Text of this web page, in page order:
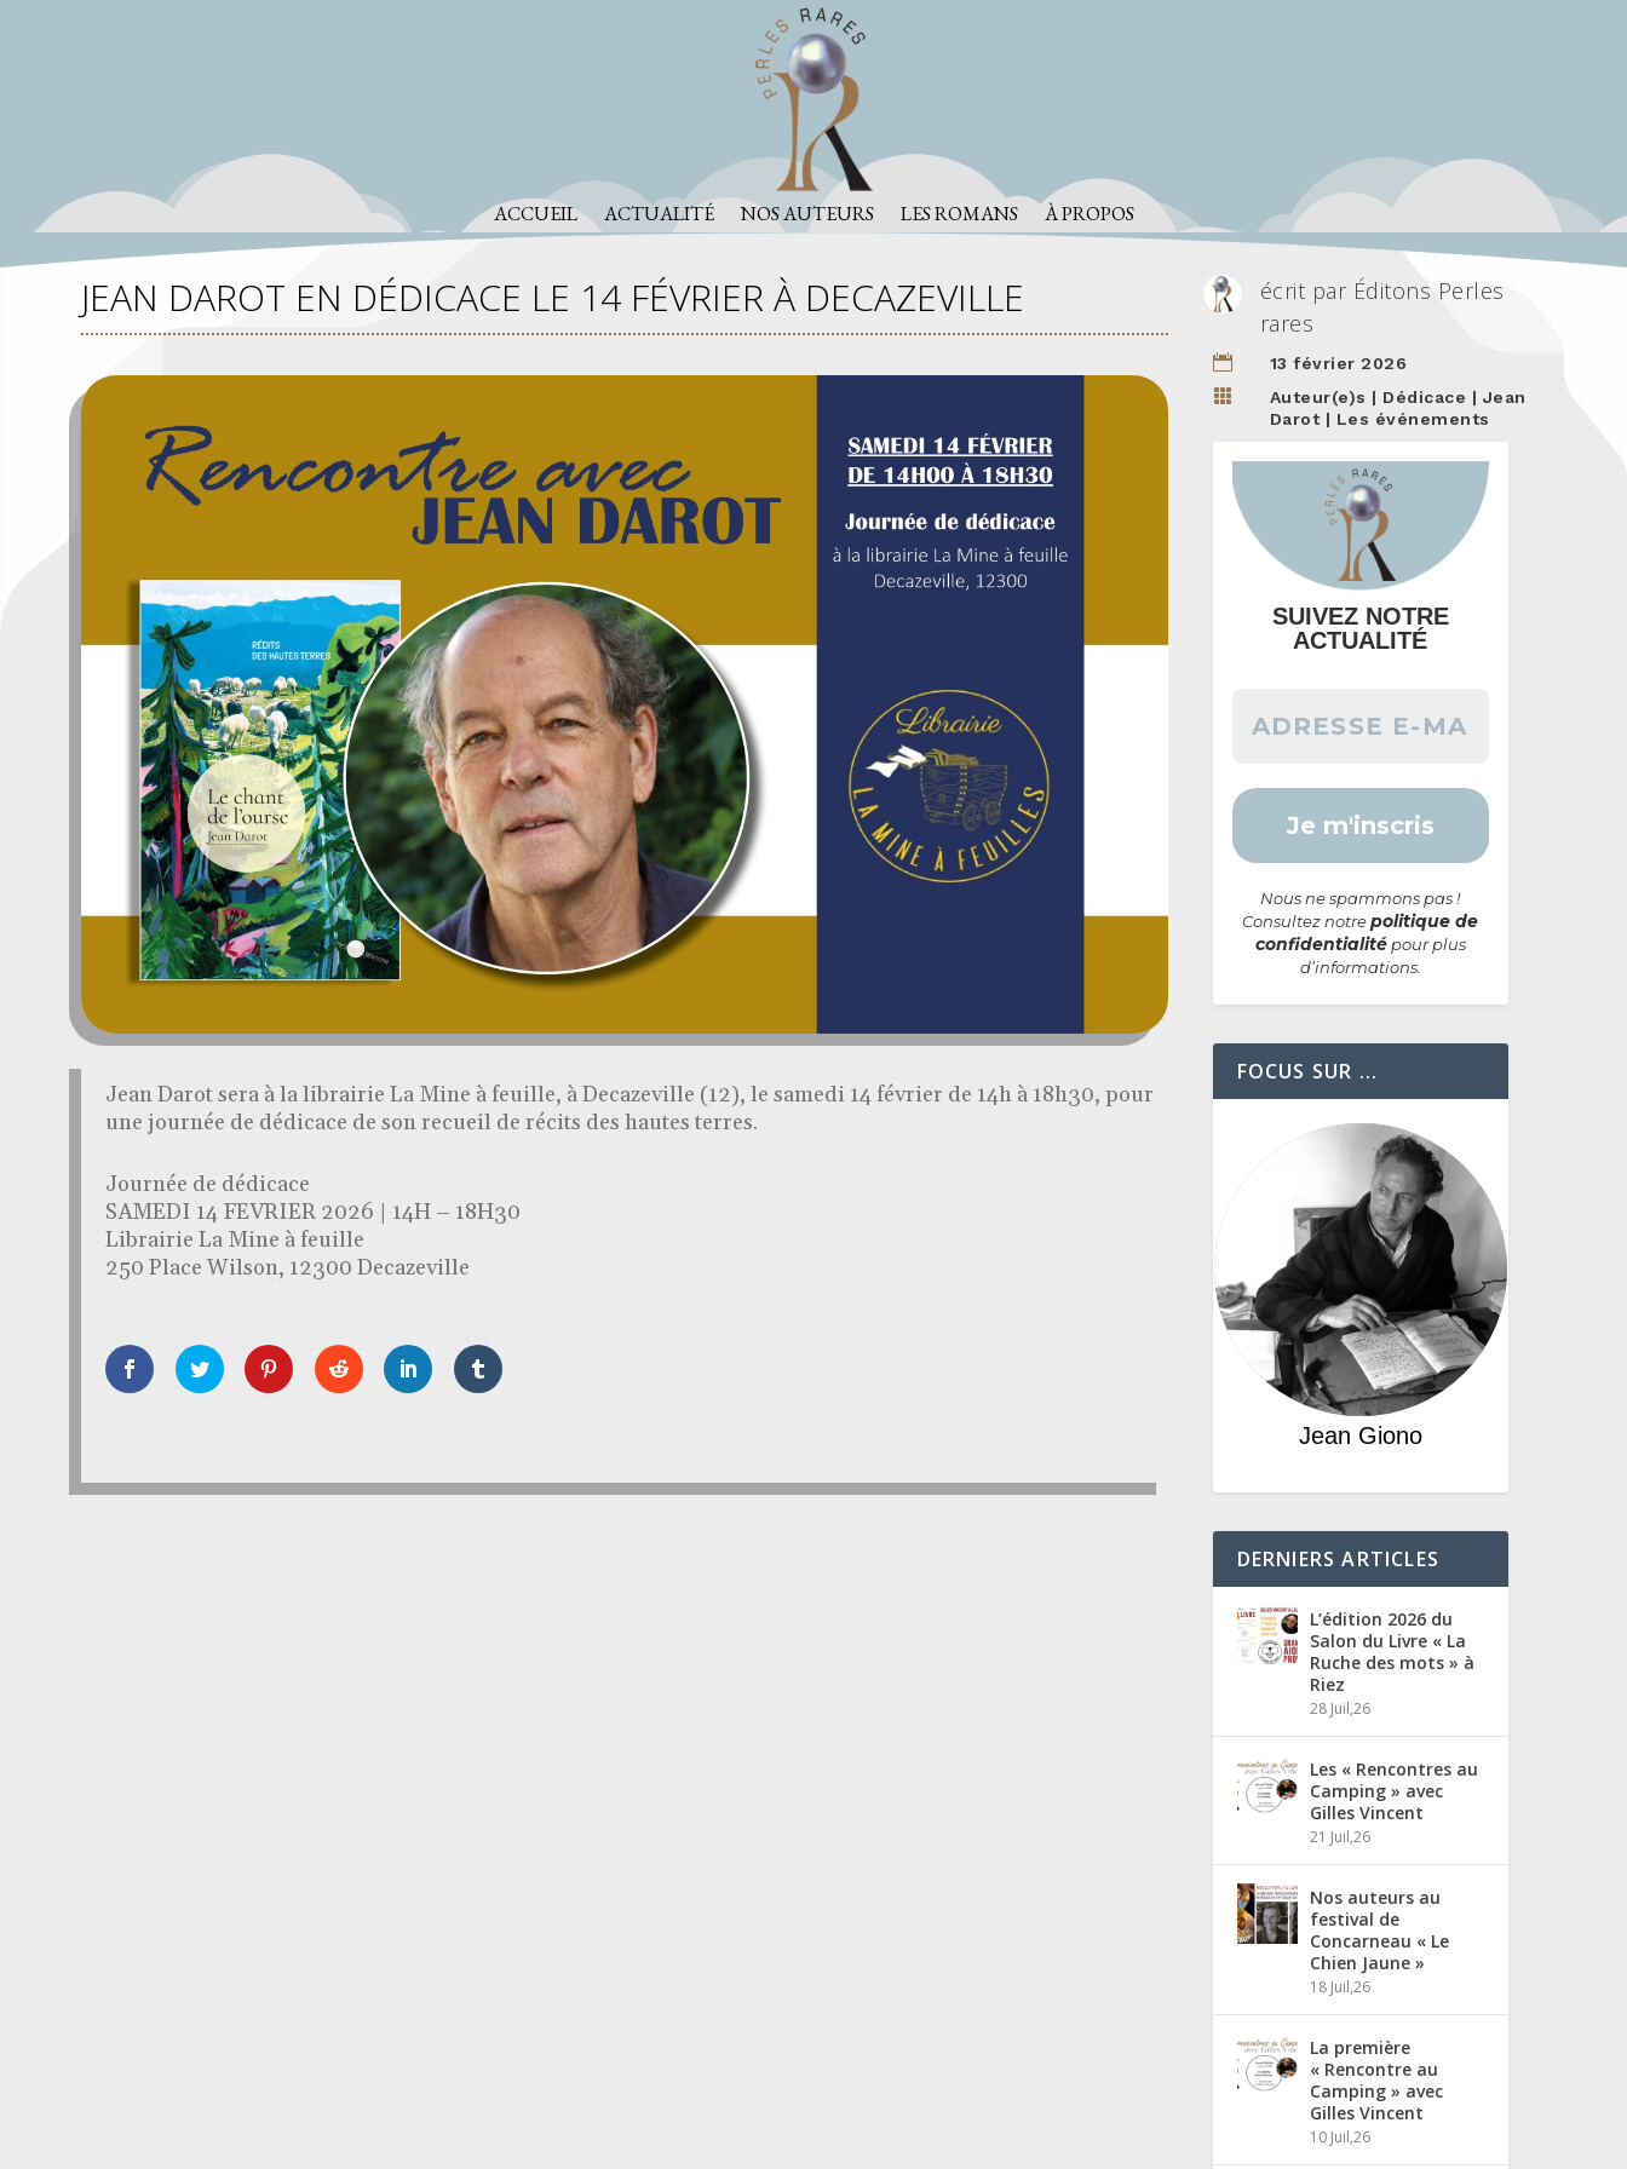
ACCUEIL ACTUALITÉ NOS AUTEURS LES ROMANS À PROPOS
JEAN DAROT EN DÉDICACE LE 14 FÉVRIER À DECAZEVILLE
Jean Darot sera à la librairie La Mine à feuille, à Decazeville (12), le samedi 14 février de 14h à 18h30, pour
une journée de dédicace de son recueil de récits des hautes terres.
Journée de dédicace
SAMEDI 14 FEVRIER 2026 | 14H – 18H30
Librairie La Mine à feuille
250 Place Wilson, 12300 Decazeville
écrit par Éditons Perles
rares

13 février 2026

Auteur(e)s | Dédicace | Jean
Darot| Les événements
SUIVEZ NOTRE
ACTUALITÉ
Nous ne spammons pas !
Consultez notrepolitique de
confidentialitépour plus
d’informations.
FOCUS SUR ...
Jean Giono
DERNIERS ARTICLES
L’édition 2026 du
Salon du Livre « La
Ruche des mots » à
Riez
28 Juil,26
Les « Rencontres au
Camping » avec
Gilles Vincent
21 Juil,26
Nos auteurs au
festival de
Concarneau « Le
Chien Jaune »
18 Juil,26
La première
« Rencontre au
Camping » avec
Gilles Vincent
10 Juil,26